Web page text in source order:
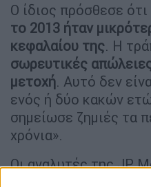
Ο ίδιος πρόσθεσε ότι
το 2013 ήταν
κεφαλαίου της. Η
σωρευτικές
μετοχή. Αυτό δεν
ενός ή δύο κακών
σημείωσε ζημιές τα
χρόνια».
Οι αναλυτές της JP